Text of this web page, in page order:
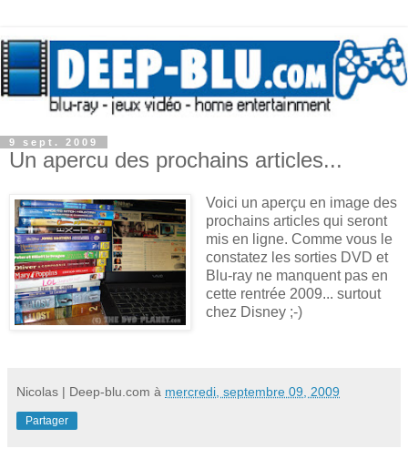
9 sept. 2009
Un apercu des prochains articles...
Voici un aperçu en image des
prochains articles qui seront
mis en ligne. Comme vous le
constatez les sorties DVD et
Blu-ray ne manquent pas en
cette rentrée 2009... surtout
chez Disney ;-)
Nicolas | Deep-blu.com à mercredi, septembre 09, 2009
Partager